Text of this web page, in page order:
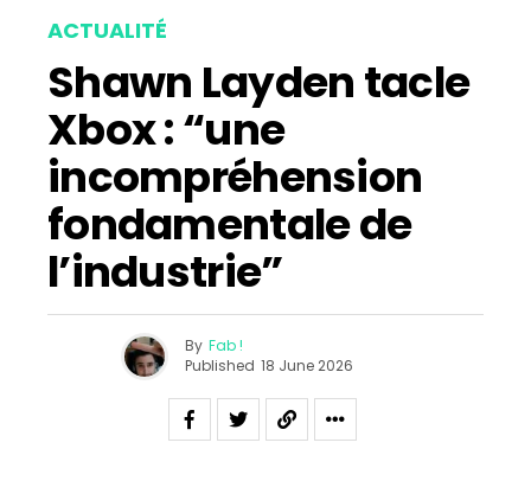
ACTUALITÉ
Shawn Layden tacle
Xbox : “une
incompréhension
fondamentale de
l’industrie”
By Fab !
Published 18 June 2026